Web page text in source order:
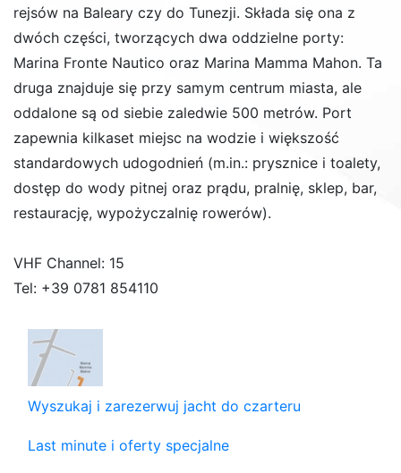
rejsów na Baleary czy do Tunezji. Składa się ona z
dwóch części, tworzących dwa oddzielne porty:
Marina Fronte Nautico oraz Marina Mamma Mahon. Ta
druga znajduje się przy samym centrum miasta, ale
oddalone są od siebie zaledwie 500 metrów. Port
zapewnia kilkaset miejsc na wodzie i większość
standardowych udogodnień (m.in.: prysznice i toalety,
dostęp do wody pitnej oraz prądu, pralnię, sklep, bar,
restaurację, wypożyczalnię rowerów).
VHF Channel: 15
Tel: +39 0781 854110
Wyszukaj i zarezerwuj jacht do czarteru
Last minute i oferty specjalne